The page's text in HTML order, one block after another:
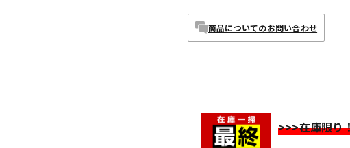
商品についてのお問い合わせ
>>>在庫限り